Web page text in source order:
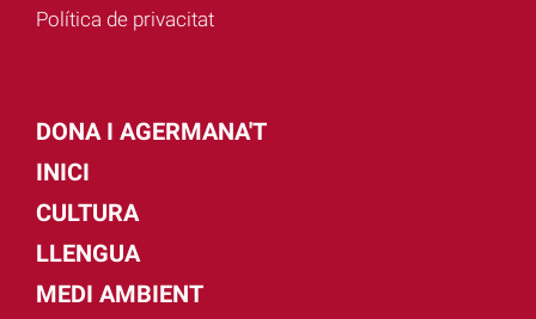
Política de privacitat
DONA I AGERMANA'T
INICI
CULTURA
LLENGUA
MEDI AMBIENT